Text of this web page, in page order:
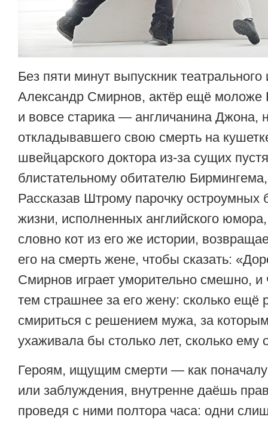
Без пяти минут выпускник театрального
Александр Смирнов, актёр ещё моложе
и вовсе старика — англичанина Джона,
откладывавшего свою смерть на
швейцарского доктора из-за сущих
блистательному обитателю
Рассказав Штрому парочку остроумных
жизни, исполненных английского
словно кот из его же истории,
его на смерть жене, чтобы сказать:
Смирнов играет уморительно смешно,
тем страшнее за его жену: сколько ещё
смириться с решением мужа, за
ухаживала бы столько лет, сколько ему
Героям, ищущим смерти — как поначалу
или заблуждения, внутренне даёшь
проведя с ними полтора часа: одни